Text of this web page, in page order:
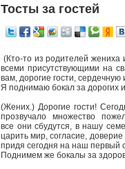
Тосты за гостей
(Кто-тоиз родителей жениха
всеми присутствующими на
вам, дорогие гости, сердечную
Я поднимаю бокал за дорогих
(Жених.) Дорогие гости!
прозвучало множество
все они сбудутся, в нашу
царить мир, согласие,
придя сегодня на наш первый
Поднимем же бокалы за